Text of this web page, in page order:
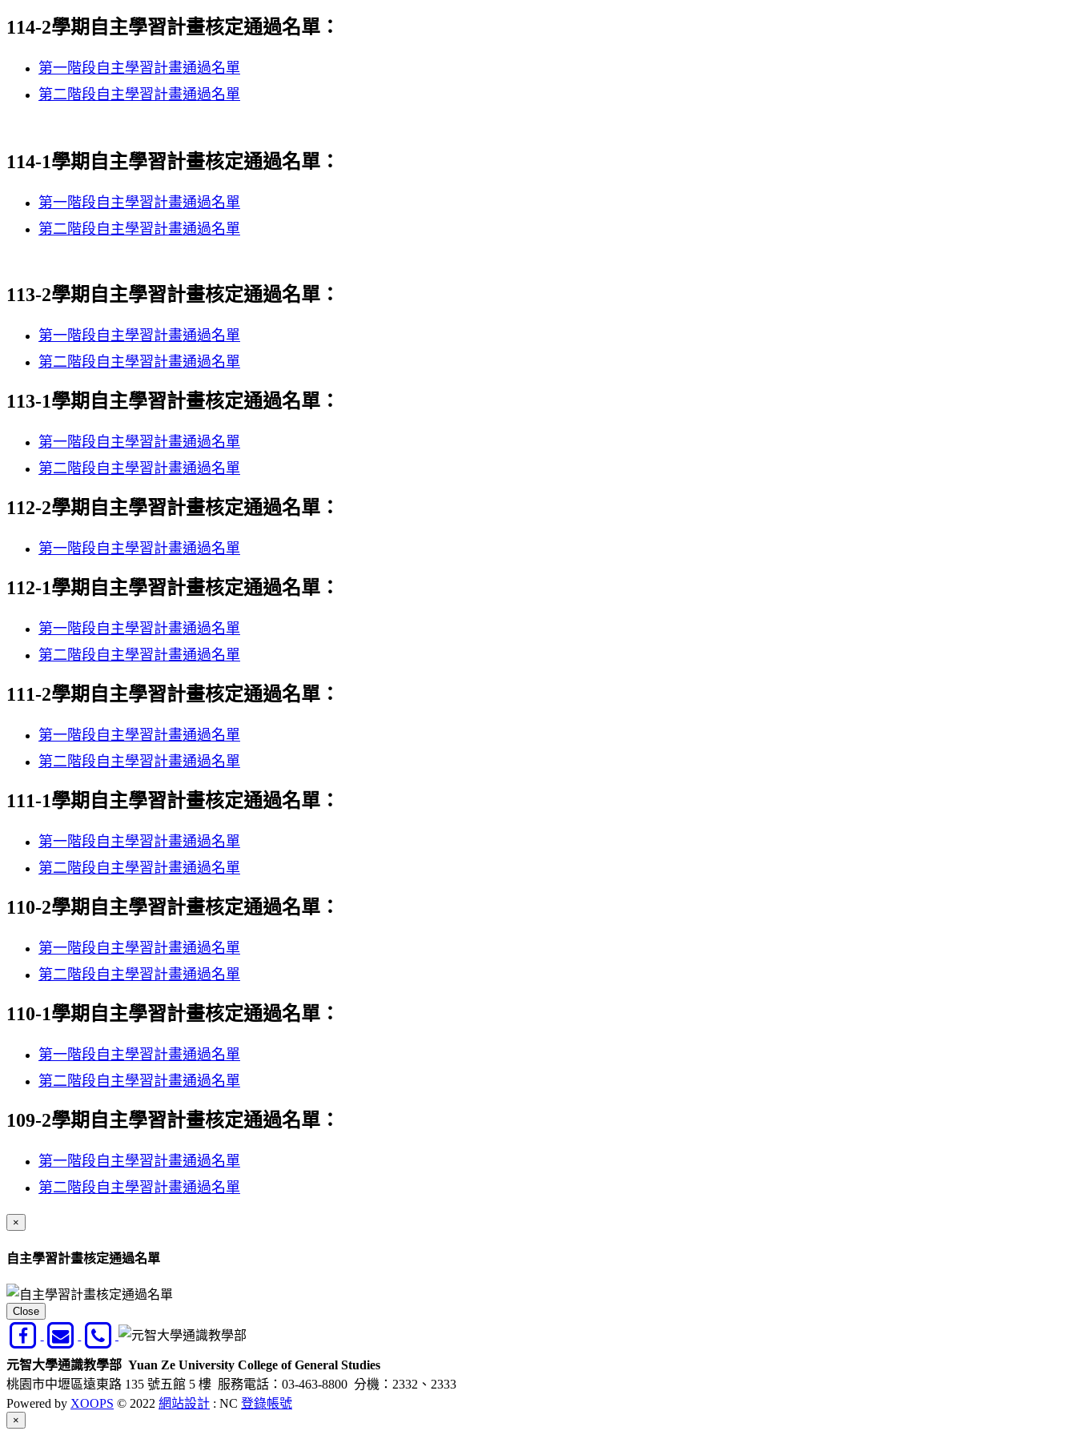
114-2學期自主學習計畫核定通過名單：
第一階段自主學習計畫通過名單
第二階段自主學習計畫通過名單
114-1學期自主學習計畫核定通過名單：
第一階段自主學習計畫通過名單
第二階段自主學習計畫通過名單
113-2學期自主學習計畫核定通過名單：
第一階段自主學習計畫通過名單
第二階段自主學習計畫通過名單
113-1學期自主學習計畫核定通過名單：
第一階段自主學習計畫通過名單
第二階段自主學習計畫通過名單
112-2學期自主學習計畫核定通過名單：
第一階段自主學習計畫通過名單
112-1學期自主學習計畫核定通過名單：
第一階段自主學習計畫通過名單
第二階段自主學習計畫通過名單
111-2學期自主學習計畫核定通過名單：
第一階段自主學習計畫通過名單
第二階段自主學習計畫通過名單
111-1學期自主學習計畫核定通過名單：
第一階段自主學習計畫通過名單
第二階段自主學習計畫通過名單
110-2學期自主學習計畫核定通過名單：
第一階段自主學習計畫通過名單
第二階段自主學習計畫通過名單
110-1學期自主學習計畫核定通過名單：
第一階段自主學習計畫通過名單
第二階段自主學習計畫通過名單
109-2學期自主學習計畫核定通過名單：
第一階段自主學習計畫通過名單
第二階段自主學習計畫通過名單
×
自主學習計畫核定通過名單
Close
元智大學通識教學部 Yuan Ze University College of General Studies
桃園市中壢區遠東路 135 號五館 5 樓 服務電話：03-463-8800 分機：2332、2333
Powered by XOOPS © 2022 網站設計 : NC 登錄帳號
×